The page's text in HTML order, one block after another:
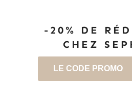
-20% DE
CHEZ
LE CODE PROMO